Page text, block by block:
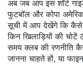
अब जब आप इस शॉर्ट
फुटबॉल और कोपा
सूची में आप देखेंगे कि कैसे
किन खिलाड़ियों की
समय क्लब की रणनीति
जानना चाहते हों, या